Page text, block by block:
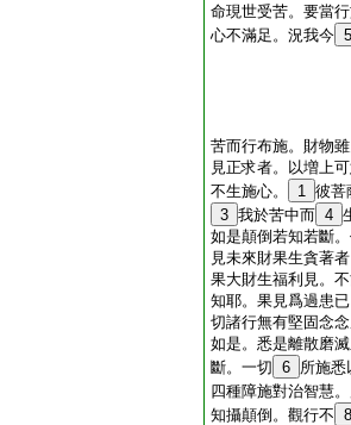
命現世受苦。要當
心不滿足。況我今
苦而行布施。財物
見正求者。以増上
不生施心。
1 彼菩
3 我於苦中而 4
如是顛倒若知若斷
見未來財果生貪著
果大財生福利見。
知耶。果見爲過患
切諸行無有堅固念
如是。悉是離散磨
斷。一切 6 所施悉
四種障施對治智慧
知攝顛倒。觀行不 8